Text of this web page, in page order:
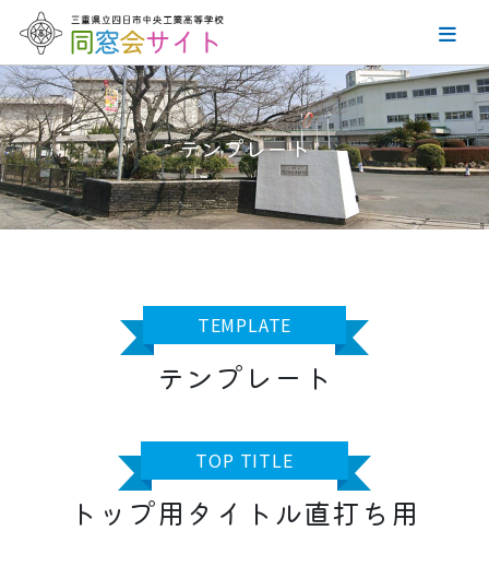
ホーム
同窓会の組織
役員会議事録
創立からの功績
サイトマップ
プライバシーポリシー
テンプレート
TEMPLATE
テンプレート
TOP TITLE
トップ用タイトル直打ち用